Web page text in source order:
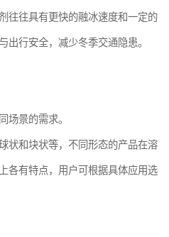
往往具有更快的融冰速度和一定的
出行安全，减少冬季交通隐患。
场景的需求。
状和块状等，不同形态的产品在溶
各有特点，用户可根据具体应用选